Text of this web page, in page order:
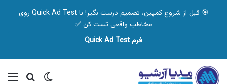
🎯 قبل از شروع کمپین، تصمیم درست بگیر! با Quick Ad Test روی
مخاطب واقعی تست کن ✅
فرم Quick Ad Test
تغییر پوسته